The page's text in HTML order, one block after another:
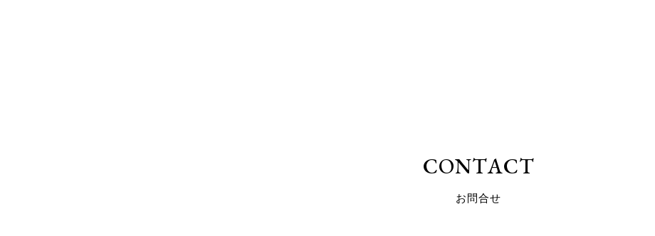
CONTACT
お問合せ